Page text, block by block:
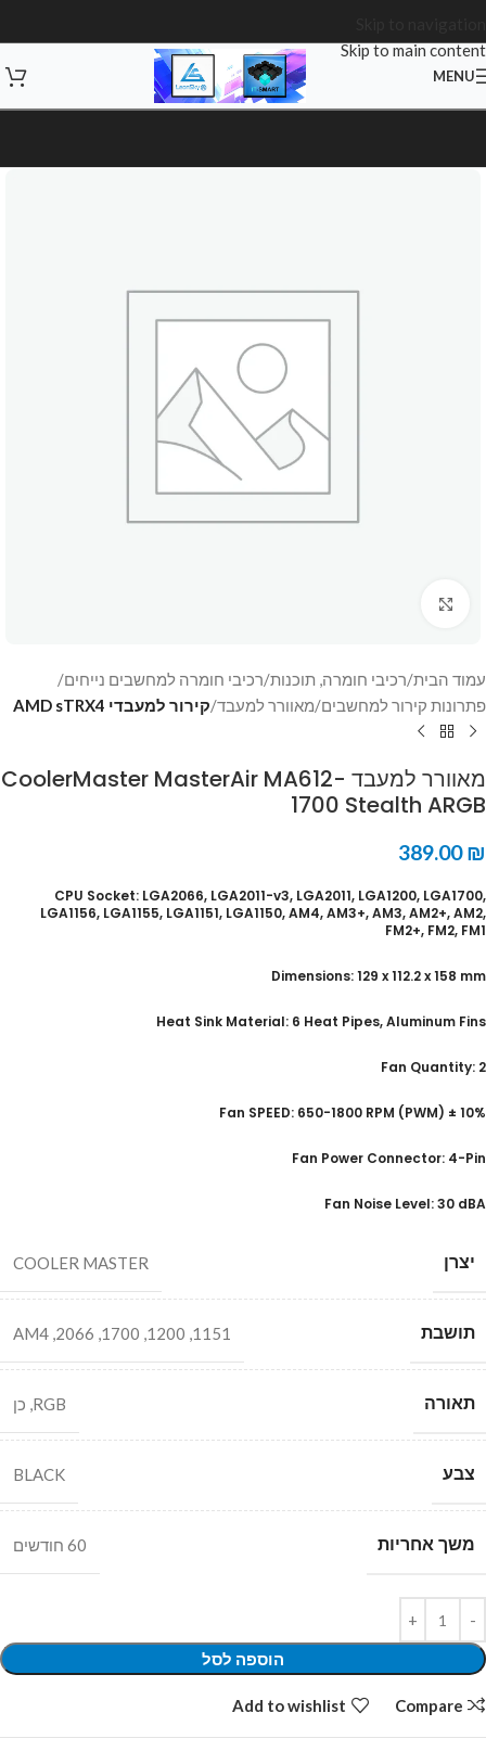
Skip to main content
MENU
עמוד הבית רכיבי חומרה, תוכנות רכיבי חומרה למחשבים נייחים
פתרונות קירור למחשבים מאוורר למעבד קירור למעבדי AMD sTRX4
מאוורר למעבד CoolerMaster MasterAir MA612-
1700 Stealth ARGB
389.00₪
CPU Socket: LGA2066, LGA2011-v3, LGA2011, LGA1200, LGA1700,
LGA1156, LGA1155, LGA1151, LGA1150, AM4, AM3+, AM3, AM2+, AM2,
FM2+, FM2, FM1
Dimensions: 129 x 112.2 x 158 mm
Heat Sink Material: 6 Heat Pipes, Aluminum Fins
Fan Quantity: 2
Fan SPEED: 650-1800 RPM (PWM) ± 10%
Fan Power Connector: 4-Pin
Fan Noise Level: 30 dBA
יצרן COOLER MASTER
תושבת 1151
,
1200
,
1700
,
2066
,
AM4
תאורה RGB
, כן
צבע BLACK
משך אחריות 60 חודשים
הוספה לסל
Compare
Add to wishlist